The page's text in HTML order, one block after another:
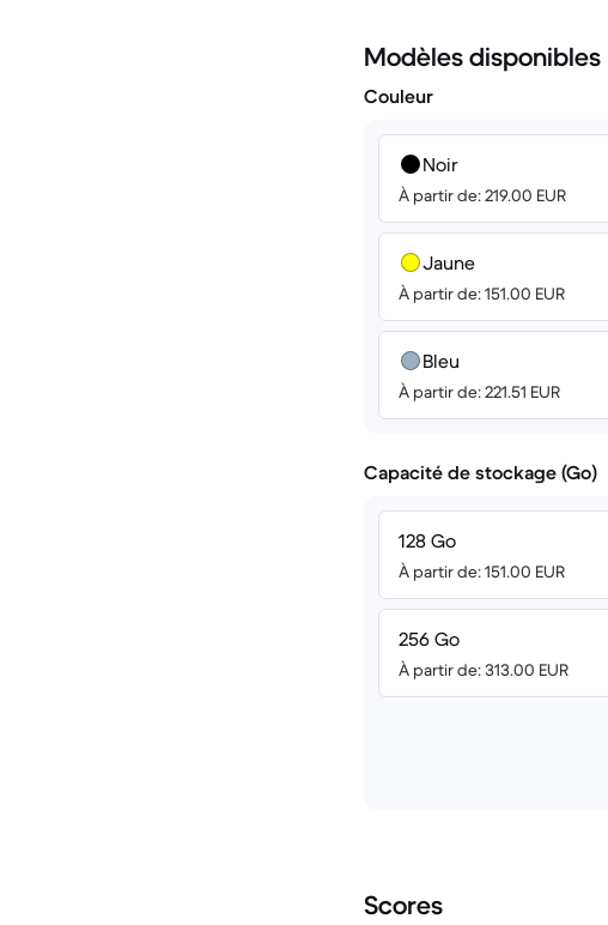
Modèles disponibles
Couleur
Noir
À partir de: 219.00 EUR
Jaune
À partir de: 151.00 EUR
Bleu
À partir de: 221.51 EUR
Capacité de stockage (Go)
128 Go
À partir de: 151.00 EUR
256 Go
À partir de: 313.00 EUR
Scores